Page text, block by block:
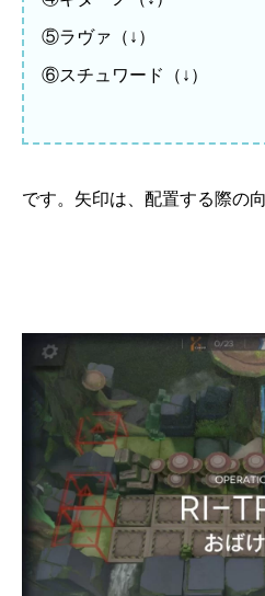
⑤ラヴァ（↓）
⑥スチュワード（↓）
です。矢印は、配置する際の